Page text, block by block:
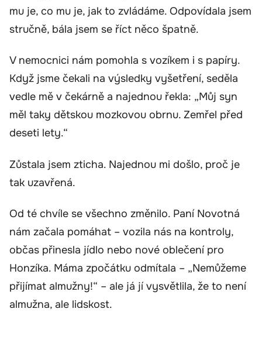
mu je, co mu je, jak to zvládáme. Odpovídala jsem
stručně, bála jsem se říct něco špatně.
V nemocnici nám pomohla s vozíkem i s papíry.
Když jsme čekali na výsledky vyšetření, seděla
vedle mě v čekárně a najednou řekla: „Můj syn
měl taky dětskou mozkovou obrnu. Zemřel před
deseti lety.“
Zůstala jsem zticha. Najednou mi došlo, proč je
tak uzavřená.
Od té chvíle se všechno změnilo. Paní Novotná
nám začala pomáhat – vozila nás na kontroly,
občas přinesla jídlo nebo nové oblečení pro
Honzíka. Máma zpočátku odmítala – „Nemůžeme
přijímat almužny!“ – ale já jí vysvětlila, že to není
almužna, ale lidskost.